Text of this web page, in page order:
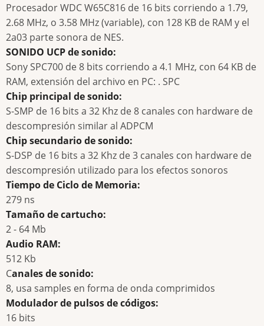
Procesador WDC W65C816 de 16 bits corriendo a 1.79,
2.68 MHz, o 3.58 MHz (variable), con 128 KB de RAM y el
2a03 parte sonora de NES.
SONIDO UCP de sonido:
Sony SPC700 de 8 bits corriendo a 4.1 MHz, con 64 KB de
RAM, extensión del archivo en PC: . SPC
Chip principal de sonido:
S-SMP de 16 bits a 32 Khz de 8 canales con hardware de
descompresión similar al ADPCM
Chip secundario de sonido:
S-DSP de 16 bits a 32 Khz de 3 canales con hardware de
descompresión utilizado para los efectos sonoros
Tiempo de Ciclo de Memoria:
279 ns
Tamaño de cartucho:
2 - 64 Mb
Audio RAM:
512 Kb
Canales de sonido:
8, usa samples en forma de onda comprimidos
Modulador de pulsos de códigos:
16 bits